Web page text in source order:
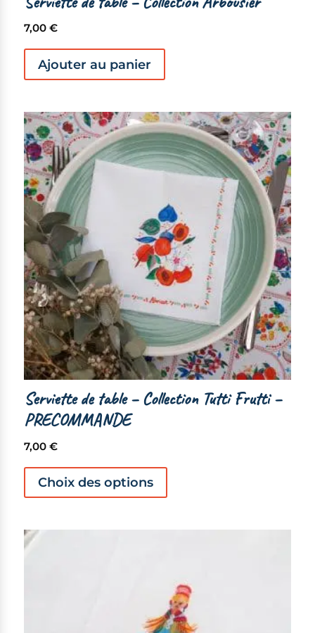
7,00 €
Ajouter au panier
Serviette de table – Collection Tutti Frutti –
PRECOMMANDE
7,00 €
Choix des options
a
variations.
peuvent
être
choisies